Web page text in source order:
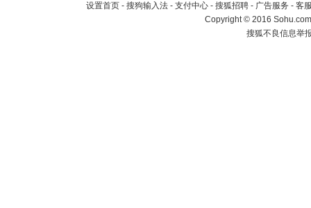
设置首页 - 搜狗输入法 - 支付中心 - 搜狐招聘 - 广告服务 - 客
Copyright©2016
搜狐不良信息举